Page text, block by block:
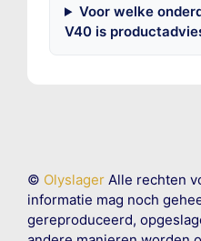
Voor welke
V40 is
© OlyslagerAlle rechten
informatie mag noch
gereproduceerd,